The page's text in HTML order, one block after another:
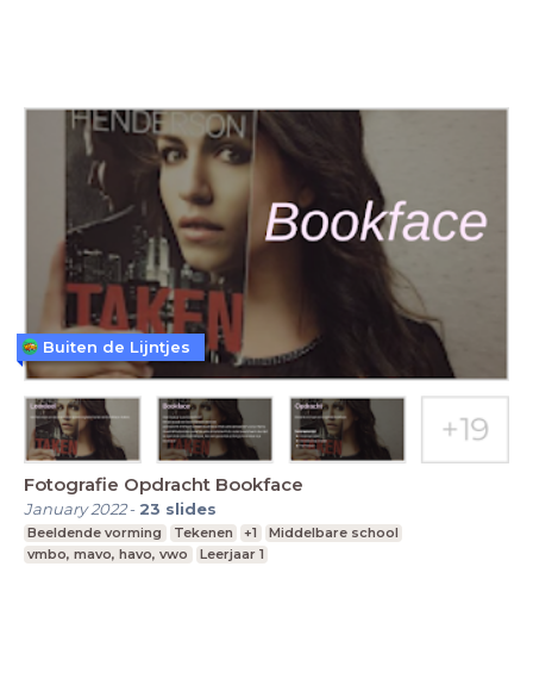
Fotografie Opdracht Bookface
January 2022- 23 slides
Beeldende vorming Tekenen +1
Middelbare school
vmbo, mavo, havo, vwo
Leerjaar 1
Buiten de Lijntjes